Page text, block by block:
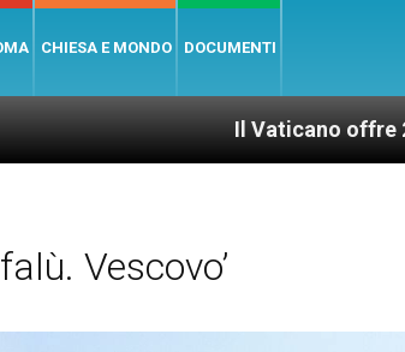
CHIESA E MONDO DOCUMENTI
Il Vaticano offre 20 punti per
Vescovo’